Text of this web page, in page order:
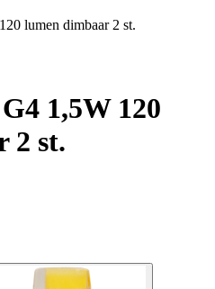
lumen dimbaar 2 st.
1,5W 120
2 st.